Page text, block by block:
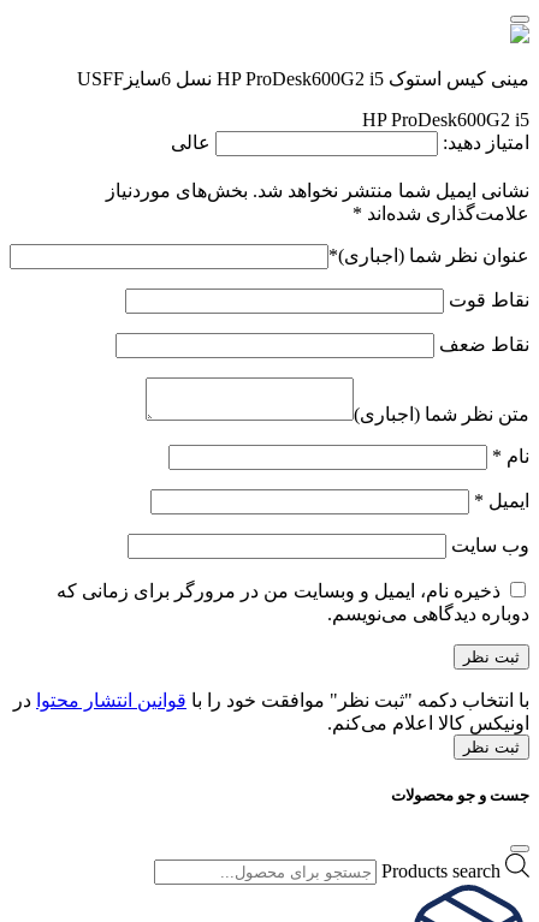
مینی کیس استوک HP ProDesk600G2 i5 نسل 6سایزUSFF
HP ProDesk600G2 i5
امتیاز دهید:
عالی
نشانی ایمیل شما منتشر نخواهد شد. بخش‌های موردنیاز
علامت‌گذاری شده‌اند *
عنوان نظر شما (اجباری)*
نقاط قوت
نقاط ضعف
متن نظر شما (اجباری)
نام *
ایمیل *
وب‌ سایت
ذخیره نام، ایمیل و وبسایت من در مرورگر برای زمانی که
دوباره دیدگاهی می‌نویسم.
با انتخاب دکمه "ثبت نظر" موافقت خود را با قوانین انتشار محتوا در
اونیکس کالا اعلام می‌کنم.
ثبت نظر
جست و جو محصولات
Products search